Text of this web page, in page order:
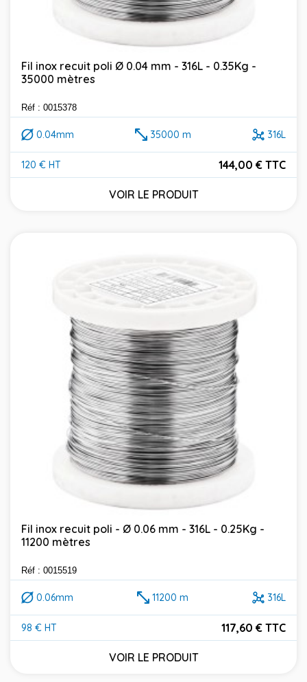
Fil inox recuit poli Ø 0.04 mm - 316L - 0.35Kg -
35000 mètres
Réf : 0015378
0.04mm 35000 m 316L
120 € HT
Prix
144,00 € TTC
VOIR LE PRODUIT
Fil inox recuit poli - Ø 0.06 mm - 316L - 0.25Kg -
11200 mètres
Réf : 0015519
0.06mm 11200 m 316L
98 € HT
Prix
117,60 € TTC
VOIR LE PRODUIT